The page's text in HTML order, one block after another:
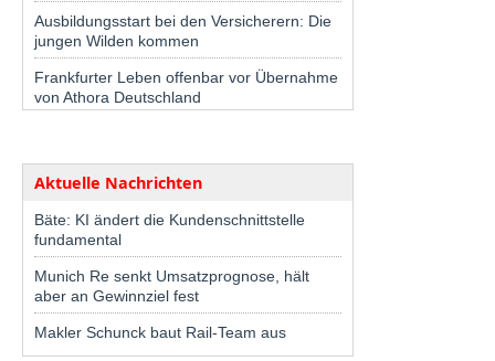
Ausbildungsstart bei den Versicherern: Die
jungen Wilden kommen
Frankfurter Leben offenbar vor Übernahme
von Athora Deutschland
Aktuelle Nachrichten
Bäte: KI ändert die Kundenschnittstelle
fundamental
Munich Re senkt Umsatzprognose, hält
aber an Gewinnziel fest
Makler Schunck baut Rail-Team aus